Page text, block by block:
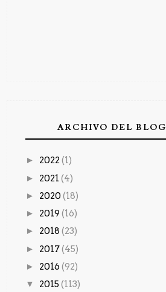
ARCHIVO DEL BLOG
► 2022(1)
► 2021 (4)
► 2020 (18)
► 2019 (16)
► 2018 (23)
► 2017(45)
► 2016 (92)
▼ 2015 (113)